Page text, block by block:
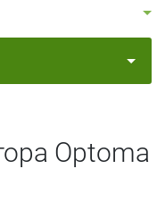
Optoma